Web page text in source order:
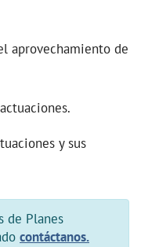
aprovechamiento de
y sus
de Planes
contáctanos.